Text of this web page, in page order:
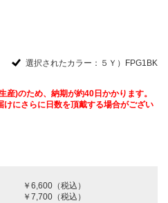
選択されたカラー：５Ｙ）FPG1BK
産)のため、納期が約40日かかります。
にさらに日数を頂戴する場合がござい
￥6,600（税込）
￥7,700（税込）